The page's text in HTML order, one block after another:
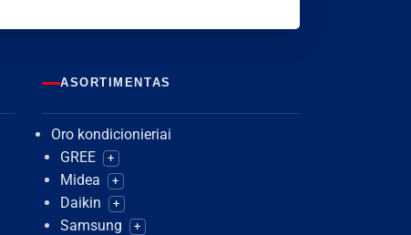
ASORTIMENTAS
Oro kondicionieriai
GREE
+
Midea +
Daikin +
Samsung +